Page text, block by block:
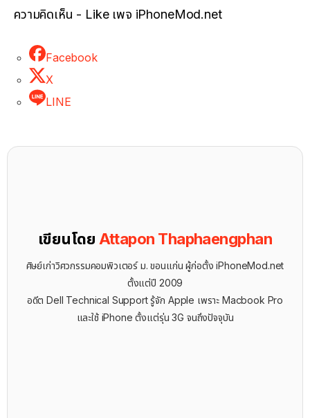
ความคิดเห็น - Like เพจ iPhoneMod.net
Facebook
X
LINE
เขียนโดย Attapon Thaphaengphan
ศิษย์เก่าวิศวกรรมคอมพิวเตอร์ ม. ขอนแก่น ผู้ก่อตั้ง iPhoneMod.net
ตั้งแต่ปี 2009
อดีต Dell Technical Support รู้จัก ​Apple เพราะ Macbook Pro
และใช้ iPhone ตั้งแต่รุ่น 3G จนถึงปัจจุบัน